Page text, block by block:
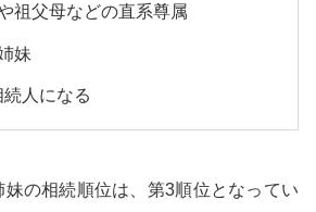
祖父母などの直系尊属
妹
人になる
妹の相続順位は、第3順位となってい